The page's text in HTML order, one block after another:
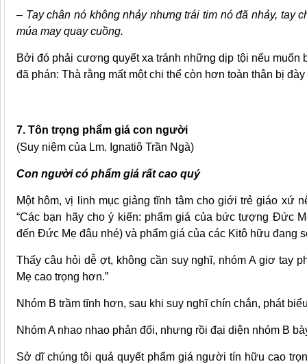
– Tay chân nó không nhảy nhưng trái tim nó đã nhảy, tay
múa may quay cuồng.
Bởi đó phải cương quyết xa tránh những dịp tội nếu
đã phán: Thà rằng mất một chi thể còn hơn toàn thân bị
7. Tôn trọng phẩm giá con người
(Suy niệm của Lm. Ignatiô Trần Ngà)
Con người có phẩm giá rất cao quý
Một hôm, vị linh mục giảng tĩnh tâm cho giới trẻ giáo xứ
“Các bạn hãy cho ý kiến: phẩm giá của bức tượng Đức
đến Đức Mẹ đâu nhé) và phẩm giá của các Kitô hữu đang
Thấy câu hỏi dễ ợt, không cần suy nghĩ, nhóm A giơ tay
Mẹ cao trọng hơn.”
Nhóm B trầm tĩnh hơn, sau khi suy nghĩ chín chắn, phát
Nhóm A nhao nhao phản đối, nhưng rồi đại diện nhóm B
Sở dĩ chúng tôi quả quyết phẩm giá người tín hữu cao